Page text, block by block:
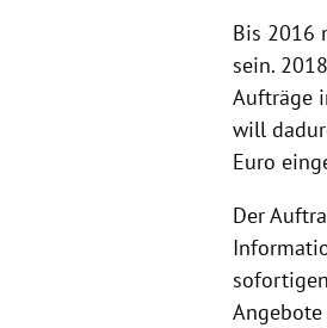
Bis 2016
sein.
Aufträge
will
Euro
Der